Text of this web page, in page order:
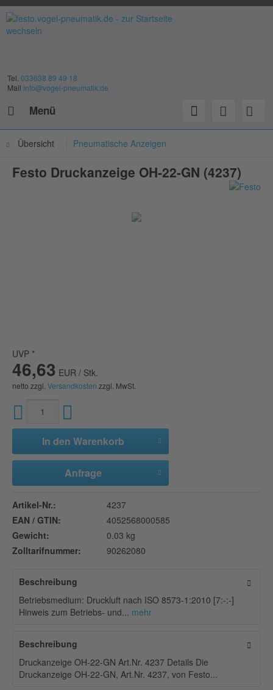
Tel. 033638 89 49 18
Mail info@vogel-pneumatik.de
Menü
Übersicht Pneumatische Anzeigen
Festo Druckanzeige OH-22-GN (4237)
UVP *
46,63 EUR / Stk.
netto zzgl. Versandkosten zzgl. MwSt.
In den Warenkorb
Anfrage
Artikel-Nr.:
4237
EAN / GTIN:
4052568000585
Gewicht:
0.03 kg
Zolltarifnummer:
90262080
Beschreibung
Betriebsmedium: Druckluft nach ISO 8573-1:2010 [7:-:-]
Hinweis zum Betriebs- und... mehr
Beschreibung
Druckanzeige OH-22-GN Art.Nr. 4237 Details Die
Druckanzeige OH-22-GN, Art.Nr. 4237, von Festo...